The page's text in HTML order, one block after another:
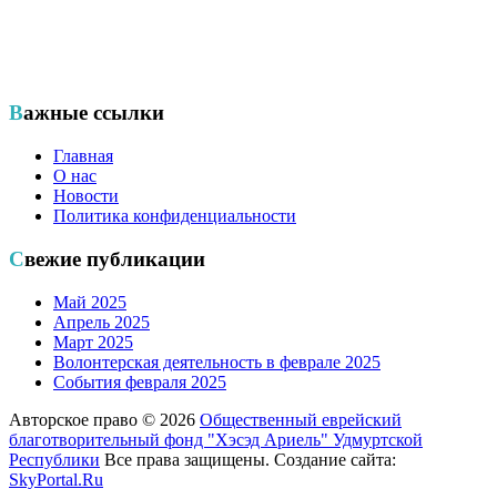
Важные ссылки
Главная
О нас
Новости
Политика конфиденциальности
Свежие публикации
Май 2025
Апрель 2025
Март 2025
Волонтерская деятельность в феврале 2025
События февраля 2025
Авторское право © 2026 Общественный еврейский
благотворительный фонд "Хэсэд Ариель" Удмуртской
Республики Все права защищены. Создание сайта:
SkyPortal.Ru